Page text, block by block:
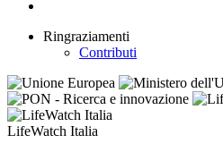
Ringraziamenti
Contributi
LifeWatch Italia